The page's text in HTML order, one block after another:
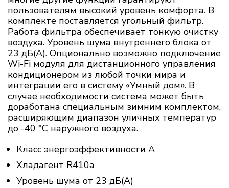
пользователям высокий уровень комфорта. В
комплекте поставляется угольный фильтр.
Работа фильтра обеспечивает тонкую очистку
воздуха. Уровень шума внутреннего блока от
23 дБ(А). Опционально возможно подключение
Wi-Fi модуля для дистанционного управления
кондиционером из любой точки мира и
интеграции его в систему «Умный дом». В
случае необходимости система может быть
доработана специальным зимним комплектом,
расширяющим диапазон уличных температур
до -40 °С наружного воздуха.
Класс энергоэффективности А
Хладагент R410a
Уровень шума от 23 дБ(А)